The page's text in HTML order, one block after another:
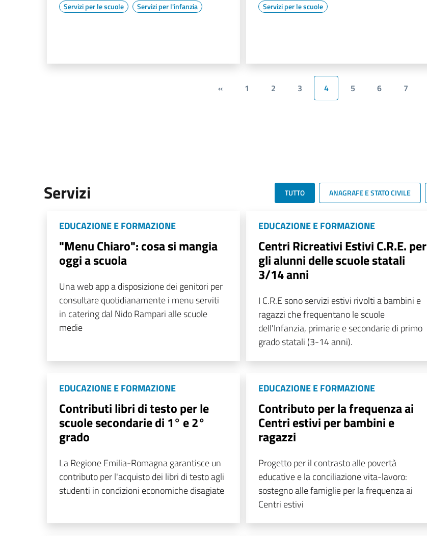
Servizi per le scuole Servizi per l'infanzia Servizi per le scuole
« 1 2 3 4 5 6 7
Servizi TUTTO ANAGRAFE E STATO CIVILE
EDUCAZIONE E FORMAZIONE
"Menu Chiaro": cosa si mangia
oggi a scuola
Una web app a disposizione dei genitori per
consultare quotidianamente i menu serviti
in catering dal Nido Rampari alle scuole
medie
EDUCAZIONE E FORMAZIONE
Centri Ricreativi Estivi C.R.E. per
gli alunni delle scuole statali
3/14 anni
I C.R.E sono servizi estivi rivolti a bambini e
ragazzi che frequentano le scuole
dell'Infanzia, primarie e secondarie di primo
grado statali (3-14 anni).
EDUCAZIONE E FORMAZIONE
Contributi libri di testo per le
scuole secondarie di 1° e 2°
grado
La Regione Emilia-Romagna garantisce un
contributo per l'acquisto dei libri di testo agli
studenti in condizioni economiche disagiate
EDUCAZIONE E FORMAZIONE
Contributo per la frequenza ai
Centri estivi per bambini e
ragazzi
Progetto per il contrasto alle povertà
educative e la conciliazione vita-lavoro:
sostegno alle famiglie per la frequenza ai
Centri estivi